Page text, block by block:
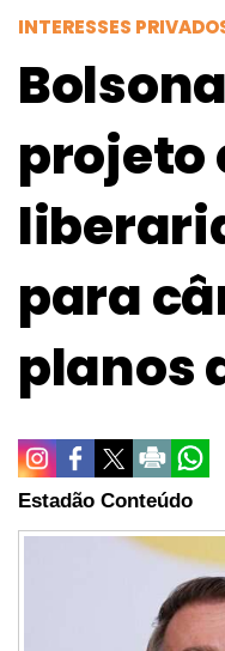
INTERESSES
projeto
para
planos
Estadão Conteúdo